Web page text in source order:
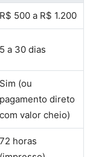
R$ 500 a R$ 1.200
5 a 30 dias
Sim (ou
pagamento direto
com valor cheio)
72 horas